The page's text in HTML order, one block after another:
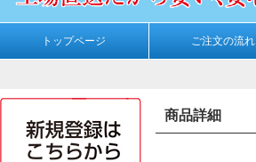
トップページ ご注文の流れ
商品詳細